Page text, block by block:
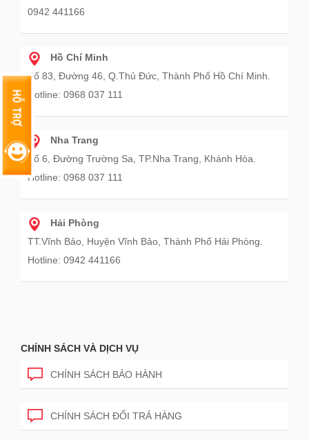
0942 441166
Hồ Chí Minh
Số 83, Đường 46, Q.Thủ Đức, Thành Phố Hồ Chí Minh.
Hotline: 0968 037 111
Nha Trang
Số 6, Đường Trường Sa, TP.Nha Trang, Khánh Hòa.
Hotline: 0968 037 111
Hải Phòng
TT.Vĩnh Bảo, Huyện Vĩnh Bảo, Thành Phố Hải Phòng.
Hotline: 0942 441166
CHÍNH SÁCH VÀ DỊCH VỤ
CHÍNH SÁCH BẢO HÀNH
CHÍNH SÁCH ĐỔI TRẢ HÀNG